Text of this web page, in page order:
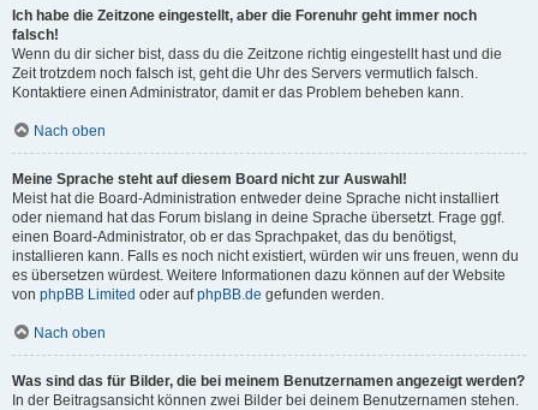
Ich habe die Zeitzone eingestellt, aber die Forenuhr geht immer noch
falsch!
Wenn du dir sicher bist, dass du die Zeitzone richtig eingestellt hast und die
Zeit trotzdem noch falsch ist, geht die Uhr des Servers vermutlich falsch.
Kontaktiere einen Administrator, damit er das Problem beheben kann.
Nach oben
Meine Sprache steht auf diesem Board nicht zur Auswahl!
Meist hat die Board-Administration entweder deine Sprache nicht installiert
oder niemand hat das Forum bislang in deine Sprache übersetzt. Frage ggf.
einen Board-Administrator, ob er das Sprachpaket, das du benötigst,
installieren kann. Falls es noch nicht existiert, würden wir uns freuen, wenn du
es übersetzen würdest. Weitere Informationen dazu können auf der Website
von phpBB Limited oder aufphpBB.de gefunden werden.
Nach oben
Was sind das für Bilder, die bei meinem Benutzernamen angezeigt werden?
In der Beitragsansicht können zwei Bilder bei deinem Benutzernamen stehen.